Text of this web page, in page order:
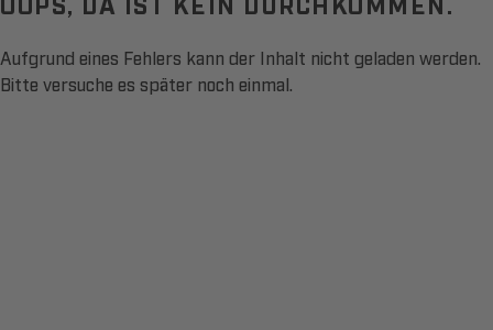
Aufgrund eines Fehlers kann der Inhalt nicht geladen werden.
Bitte versuche es später noch einmal.